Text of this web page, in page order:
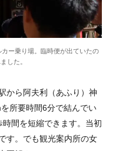
ー乗り場。臨時便が出ていたの
した。
から阿夫利（あふり）神
所要時間6分で結んでい
間を短縮できます。当初
す。でも観光案内所の女